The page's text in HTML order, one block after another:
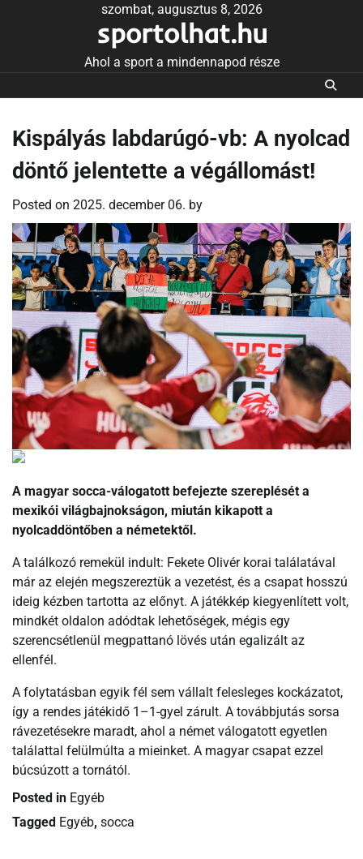
szombat, augusztus 8, 2026
sportolhat.hu
Ahol a sport a mindennapod része
Kispályás labdarúgó-vb: A nyolcad
döntő jelentette a végállomást!
Posted on 2025. december 06. by
A magyar socca-válogatott befejezte szereplését a
mexikói világbajnokságon, miután kikapott a
nyolcaddöntőben a németektől.
A találkozó remekül indult: Fekete Olivér korai találatával
már az elején megszereztük a vezetést, és a csapat hosszú
ideig kézben tartotta az előnyt. A játékkép kiegyenlített volt,
mindkét oldalon adódtak lehetőségek, mégis egy
szerencsétlenül megpattanó lövés után egalizált az
ellenfél.
A folytatásban egyik fél sem vállalt felesleges kockázatot,
így a rendes játékidő 1–1-gyel zárult. A továbbjutás sorsa
rávezetésekre maradt, ahol a német válogatott egyetlen
találattal felülmúlta a mieinket. A magyar csapat ezzel
búcsúzott a tornától.
Posted in Egyéb
Tagged Egyéb, socca